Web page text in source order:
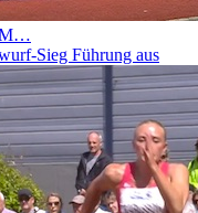
M…
Sieg Führung aus